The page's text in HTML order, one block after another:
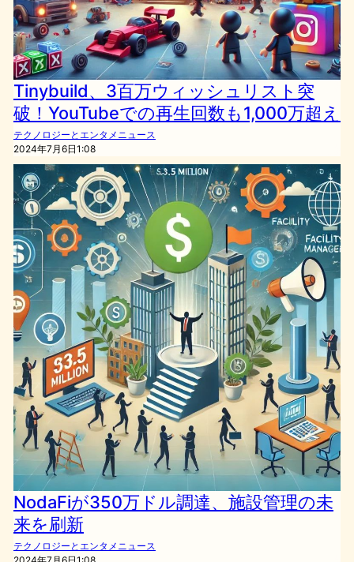
Tinybuild、3百万ウィッシュリスト突
破！YouTubeでの再生回数も1,000万超え
テクノロジーとエンタメニュース
2024年7月6日1:08
NodaFiが350万ドル調達、施設管理の未
来を刷新
テクノロジーとエンタメニュース